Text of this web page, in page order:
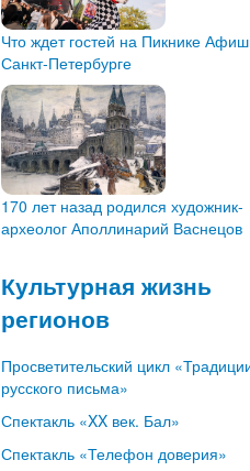
Что ждет гостей на Пикнике
Санкт-Петербурге
170 лет назад родился художник-
археолог Аполлинарий Васнецов
Культурная жизнь
регионов
Просветительский цикл
русского письма»
Спектакль «XX век. Бал»
Спектакль «Телефон доверия»